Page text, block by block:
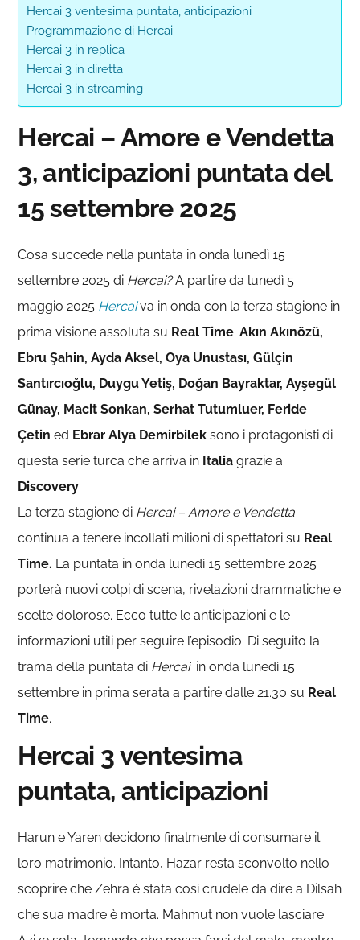
Hercai 3 ventesima puntata, anticipazioni
Programmazione di Hercai
Hercai 3 in replica
Hercai 3 in diretta
Hercai 3 in streaming
Hercai – Amore e Vendetta
3, anticipazioni puntata del
15 settembre 2025
Cosa succede nella puntata in onda lunedì 15
settembre 2025 di Hercai?A partire da lunedì 5
maggio 2025 Hercaiva in onda con la terza stagione in
prima visione assoluta su Real Time.Akın Akınözü,
Ebru Şahin, Ayda Aksel, Oya Unustası, Gülçin
Santırcıoğlu, Duygu Yetiş, Doğan Bayraktar, Ayşegül
Günay, Macit Sonkan, Serhat Tutumluer, Feride
Çetin ed Ebrar Alya Demirbilek sono i protagonisti di
questa serie turca che arriva in Italia grazie a
Discovery.
La terza stagione di Hercai – Amore e Vendetta
continua a tenere incollati milioni di spettatori su Real
Time. La puntata in onda lunedì 15 settembre 2025
porterà nuovi colpi di scena, rivelazioni drammatiche e
scelte dolorose. Ecco tutte le anticipazioni e le
informazioni utili per seguire l’episodio. Di seguito la
trama della puntata di Hercai in onda lunedì 15
settembre in prima serata a partire dalle 21.30 su Real
Time.
Hercai 3 ventesima
puntata, anticipazioni
Harun e Yaren decidono finalmente di consumare il
loro matrimonio. Intanto, Hazar resta sconvolto nello
scoprire che Zehra è stata così crudele da dire a Dilsah
che sua madre è morta. Mahmut non vuole lasciare